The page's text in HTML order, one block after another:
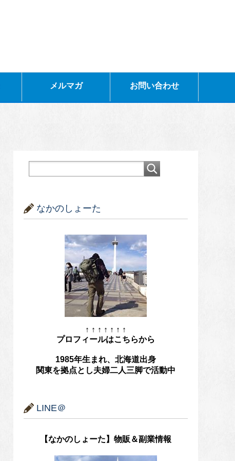
メルマガ お問い合わせ
なかのしょーた
↑ ↑ ↑ ↑ ↑ ↑ ↑
プロフィールはこちらから
1985年生まれ、北海道出身
関東を拠点とし夫婦二人三脚で活動中
LINE＠
【なかのしょーた】物販＆副業情報